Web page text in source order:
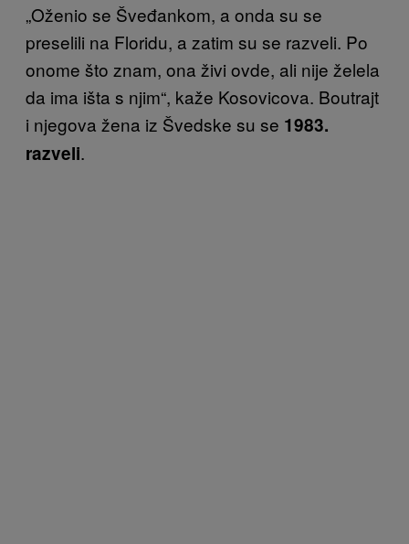
„Oženio se Šveđankom, a onda su se
preselili na Floridu, a zatim su se razveli. Po
onome što znam, ona živi ovde, ali nije želela
da ima išta s njim“, kaže Kosovicova. Boutrajt
i njegova žena iz Švedske su se 1983.
razveli.